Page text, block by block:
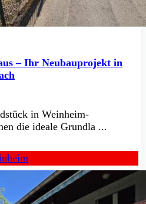
– Ihr Neubauprojekt in
in Weinheim-
die ideale Grundla ...